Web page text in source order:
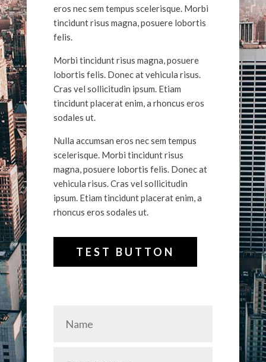
eros nec sem tempus scelerisque. Morbi
tincidunt risus magna, posuere lobortis
felis.
Morbi tincidunt risus magna, posuere
lobortis felis. Donec at vehicula risus.
Cras vel sollicitudin ipsum. Etiam
tincidunt placerat enim, a rhoncus eros
sodales ut.
Nulla accumsan eros nec sem tempus
scelerisque. Morbi tincidunt risus
magna, posuere lobortis felis. Donec at
vehicula risus. Cras vel sollicitudin
ipsum. Etiam tincidunt placerat enim, a
rhoncus eros sodales ut.
TEST BUTTON